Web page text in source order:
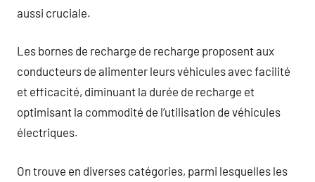
aussi cruciale.
Les bornes de recharge de recharge proposent aux
conducteurs de alimenter leurs véhicules avec facilité
et efficacité, diminuant la durée de recharge et
optimisant la commodité de l’utilisation de véhicules
électriques.
On trouve en diverses catégories, parmi lesquelles les